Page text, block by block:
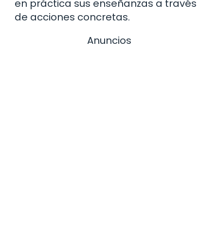
en práctica sus enseñanzas a través
de acciones concretas.
Anuncios